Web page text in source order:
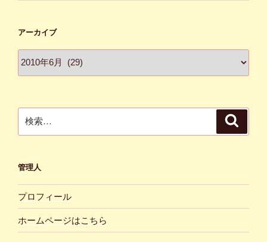
アーカイブ
索:
管理人
プロフィール
ホームページはこちら